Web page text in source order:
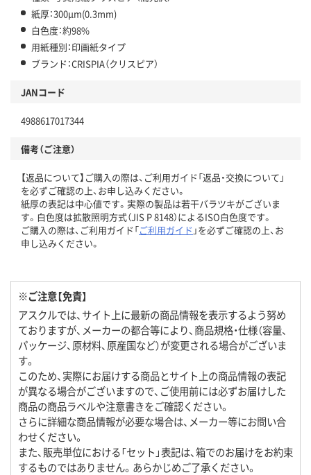
紙厚：300μm(0.3mm)
白色度：約98%
用紙種別：印画紙タイプ
ブランド：CRISPIA（クリスピア）
JANコード
4988617017344
備考（ご注意）
【返品について】ご購入の際は、ご利用ガイド「返品・交換について」
を必ずご確認の上、お申し込みください。
紙厚の表記は中心値です。実際の製品は若干バラツキがございま
す。白色度は拡散照明方式（JIS P 8148）によるISO白色度です。
ご購入の際は、ご利用ガイド「ご利用ガイド 」を必ずご確認の上、お
申し込みください。
※ご注意【免責】
アスクルでは、サイト上に最新の商品情報を表示するよう努め
ておりますが、メーカーの都合等により、商品規格・仕様（容量、
パッケージ、原材料、原産国など）が変更される場合がございま
す。
このため、実際にお届けする商品とサイト上の商品情報の表記
が異なる場合がございますので、ご使用前には必ずお届けした
商品の商品ラベルや注意書きをご確認ください。
さらに詳細な商品情報が必要な場合は、メーカー等にお問い合
わせください。
また、販売単位における「セット」表記は、箱でのお届けをお約束
するものではありません。あらかじめご了承ください。